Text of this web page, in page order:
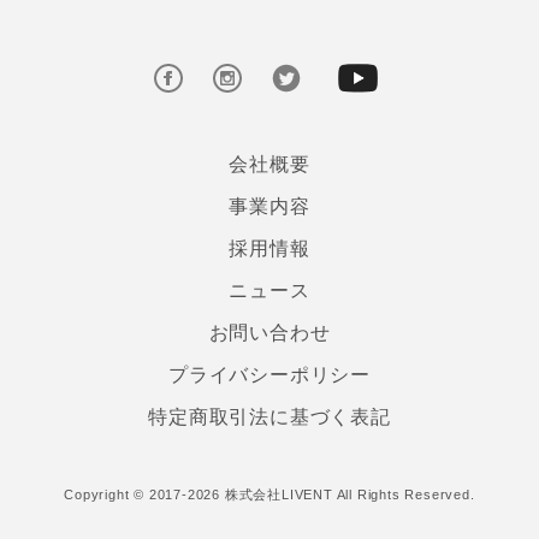
会社概要
事業内容
採用情報
ニュース
お問い合わせ
プライバシーポリシー
特定商取引法に基づく表記
Copyright © 2017-2026 株式会社LIVENT All Rights Reserved.